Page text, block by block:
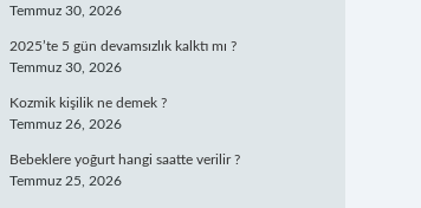
Temmuz 30, 2026
2025’te 5 gün devamsızlık kalktı mı ?
Temmuz 30, 2026
Kozmik kişilik ne demek ?
Temmuz 26, 2026
Bebeklere yoğurt hangi saatte verilir ?
Temmuz 25, 2026